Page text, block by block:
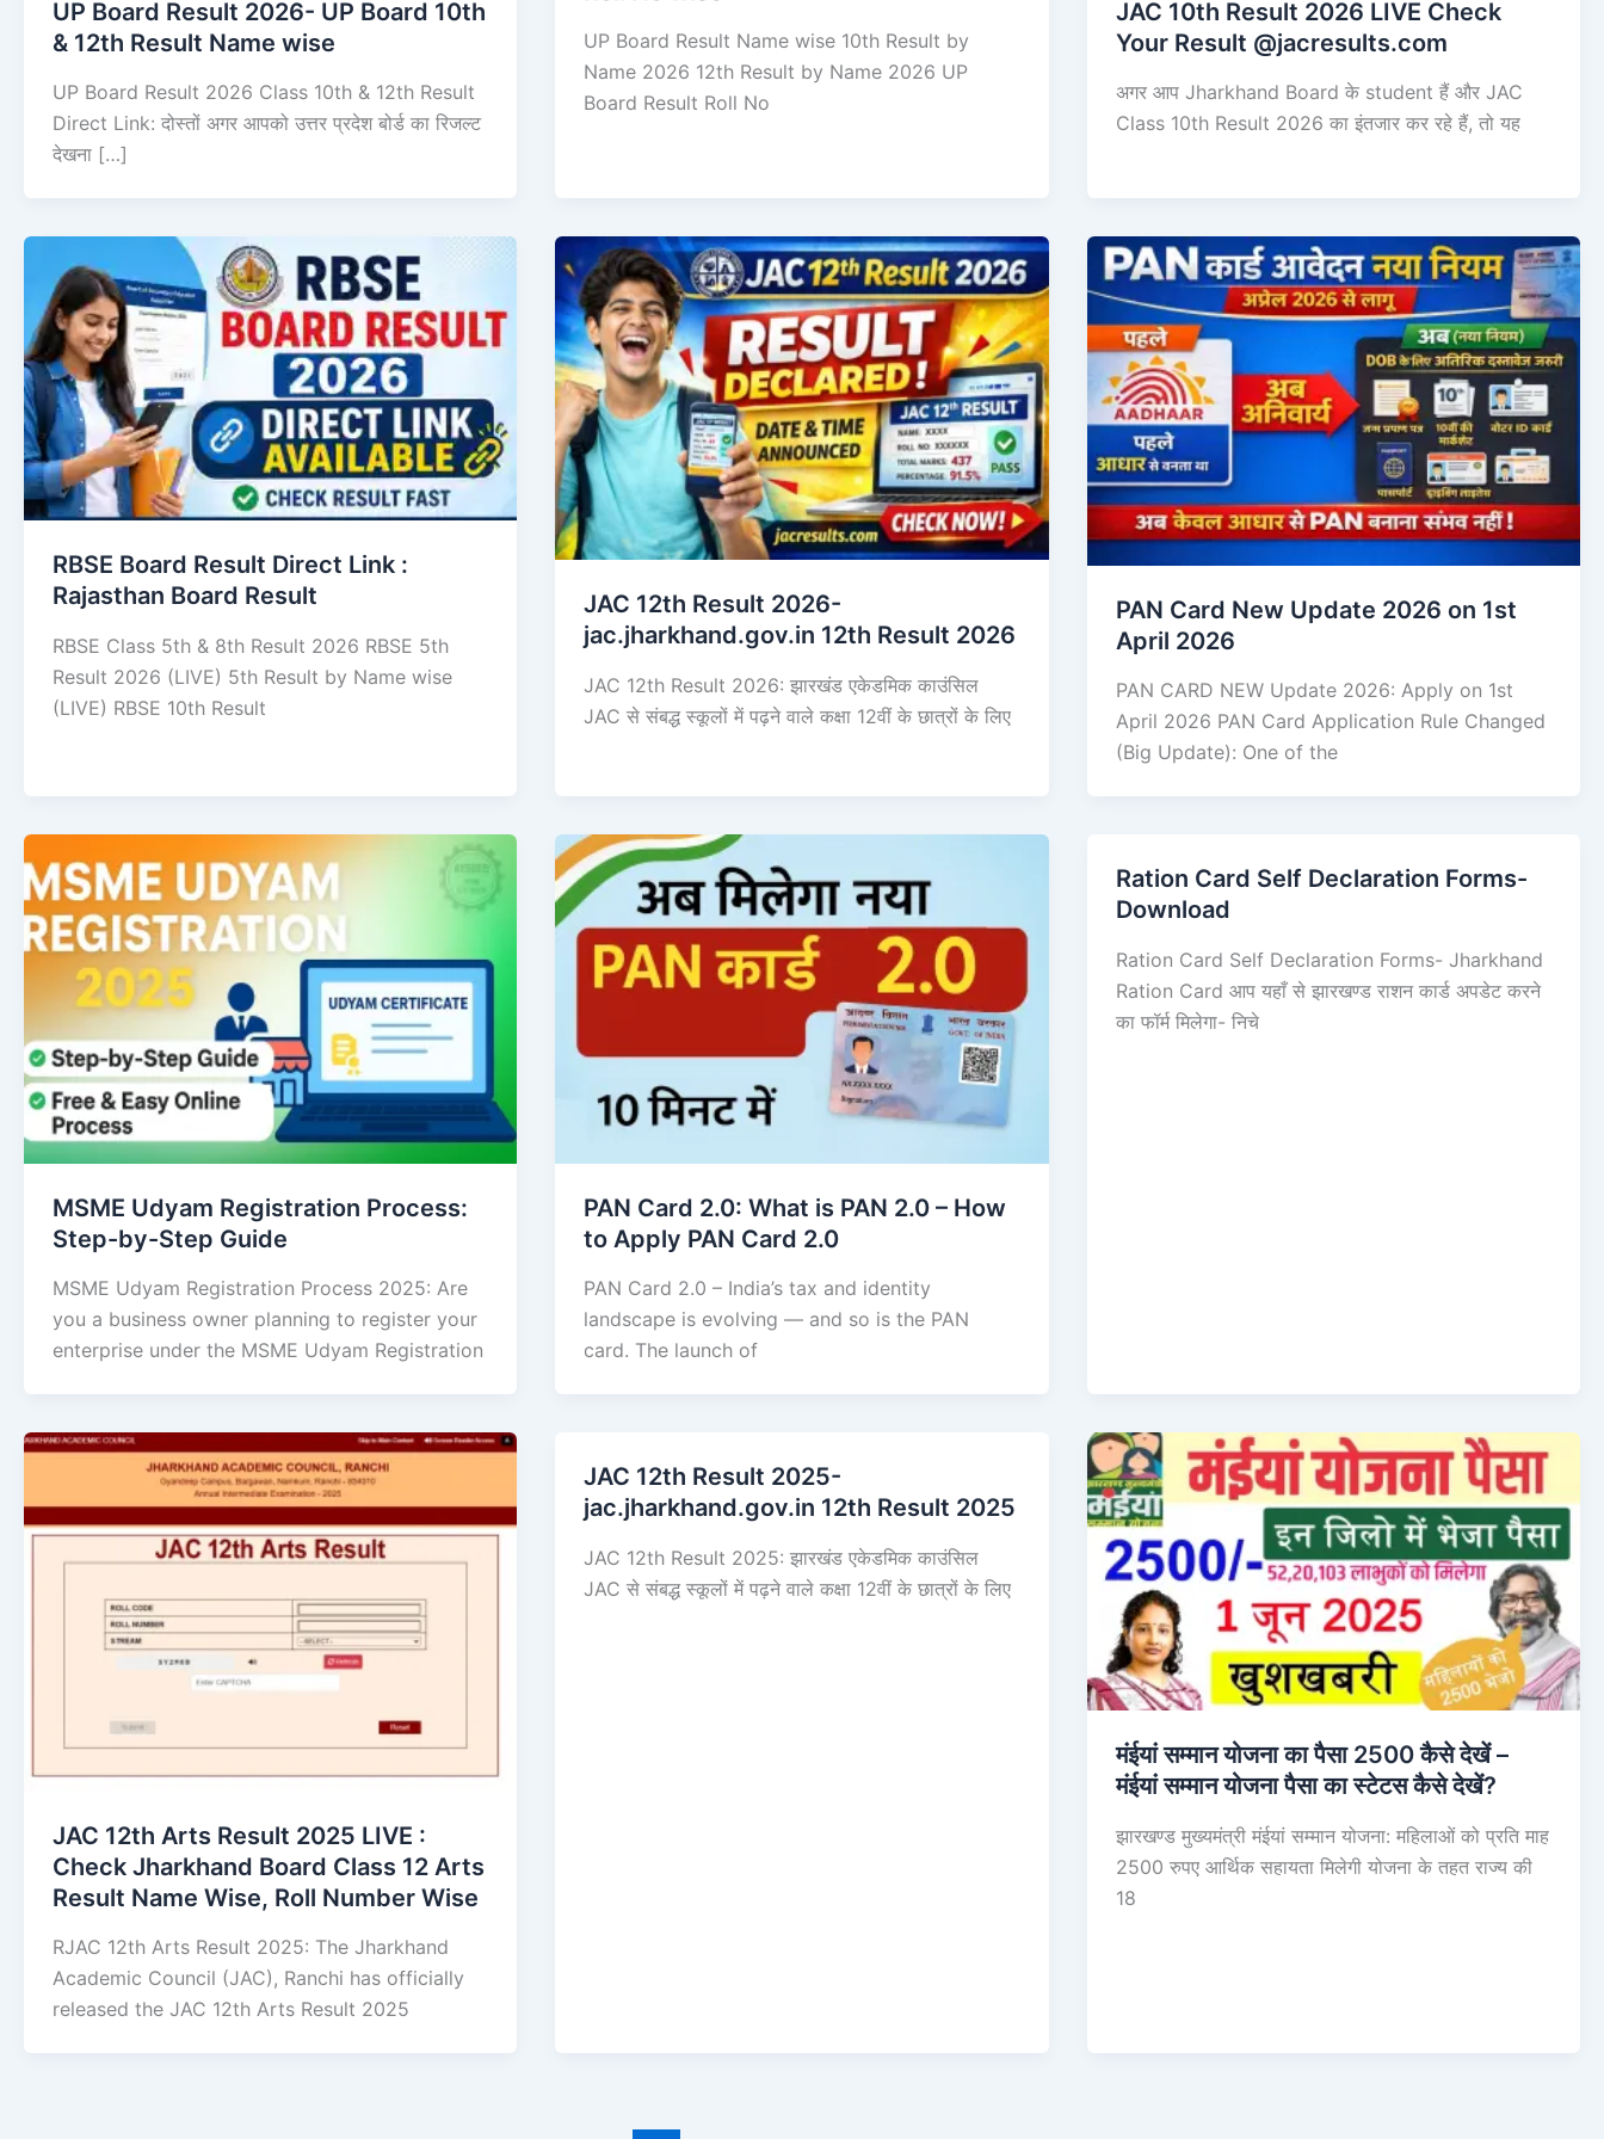
UP Board Result 2026- UP Board 10th
& 12th Result Name wise
UP Board Result 2026 Class 10th & 12th Result
Direct Link: दोस्तों अगर आपको उत्तर प्रदेश बोर्ड का रिजल्ट
देखना […]
UP Board Result Name wise 10th Result by
Name 2026 12th Result by Name 2026 UP
Board Result Roll No
JAC 10th Result 2026 LIVE Check
Your Result @jacresults.com
अगर आप Jharkhand Board के student हैं और JAC
Class 10th Result 2026 का इंतजार कर रहे हैं, तो यह
RBSE Board Result Direct Link : ​
Rajasthan Board Result
RBSE Class 5th & 8th Result 2026 RBSE 5th
Result 2026 (LIVE) 5th Result by Name wise
(LIVE) RBSE 10th Result
JAC 12th Result 2026-
jac.jharkhand.gov.in 12th Result 2026
JAC 12th Result 2026: झारखंड एकेडमिक काउंसिल
JAC से संबद्ध स्कूलों में पढ़ने वाले कक्षा 12वीं के छात्रों के लिए
PAN Card New Update 2026 on 1st
April 2026
PAN CARD NEW Update 2026: Apply on 1st
April 2026 PAN Card Application Rule Changed
(Big Update): One of the
MSME Udyam Registration Process:
Step-by-Step Guide
MSME Udyam Registration Process 2025: Are
you a business owner planning to register your
enterprise under the MSME Udyam Registration
PAN Card 2.0: What is PAN 2.0 – How
to Apply PAN Card 2.0
PAN Card 2.0 – India’s tax and identity
landscape is evolving — and so is the PAN
card. The launch of
Ration Card Self Declaration Forms-
Download
Ration Card Self Declaration Forms- Jharkhand
Ration Card आप यहाँ से झारखण्ड राशन कार्ड अपडेट करने
का फॉर्म मिलेगा- निचे
JAC 12th Arts Result 2025 LIVE :
Check Jharkhand Board Class 12 Arts
Result Name Wise, Roll Number Wise
RJAC 12th Arts Result 2025: The Jharkhand
Academic Council (JAC), Ranchi has officially
released the JAC 12th Arts Result 2025
JAC 12th Result 2025-
jac.jharkhand.gov.in 12th Result 2025
JAC 12th Result 2025: झारखंड एकेडमिक काउंसिल
JAC से संबद्ध स्कूलों में पढ़ने वाले कक्षा 12वीं के छात्रों के लिए
मंईयां सम्मान योजना का पैसा 2500 कैसे देखें –
मंईयां सम्मान योजना पैसा का स्टेटस कैसे देखें?
झारखण्ड मुख्यमंत्री मंईयां सम्मान योजना: महिलाओं को प्रति माह
2500 रुपए आर्थिक सहायता मिलेगी योजना के तहत राज्य की
18